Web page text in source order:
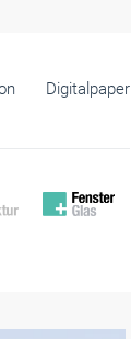
Digitalpaper